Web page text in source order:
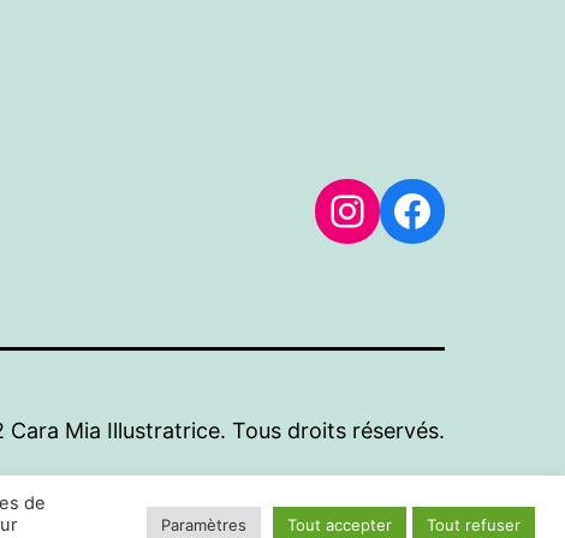
Instagram
Rejoignez-moi sur
Mia Illustratrice. Tous droits réservés.
de
Paramètres Tout accepter Tout refuser